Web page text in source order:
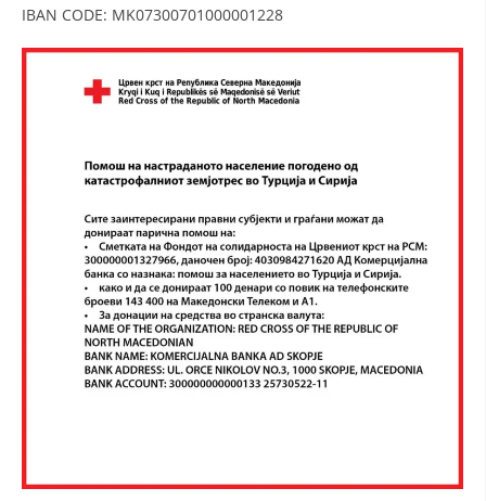
МЕЃУНАРОДНА СОРАБОТКА
ДОГОВОРИ
ФОРМУЛАРИ ЗА БАРАЊА
ЗДРАВСТВЕНО ПРЕВЕНТИВНА ДЕЈНОСТ
ПРВА ПОМОШ
КРВОДАРИТЕЛСТВО
ИНФОРМАЦИИ ЗА БОЛЕСТИ
МЕНАЏМЕНТ НА ВОЛОНТЕРИ
IBAN CODE: MK07300701000001228